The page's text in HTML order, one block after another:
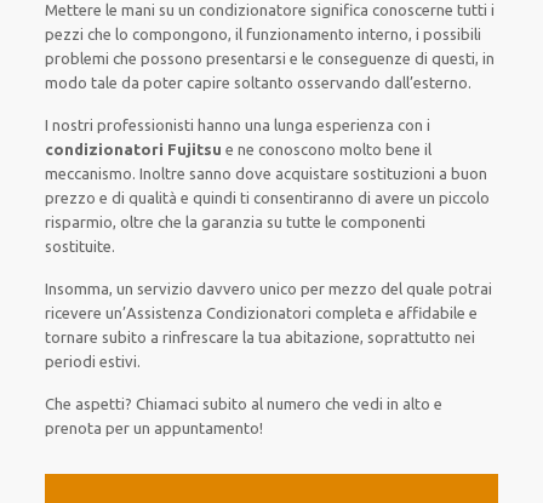
Mettere le mani su un condizionatore significa conoscerne tutti i
pezzi che lo compongono, il funzionamento interno, i possibili
problemi che possono presentarsi e le conseguenze di questi, in
modo tale da poter capire soltanto osservando dall’esterno.
I nostri professionisti hanno una lunga esperienza con i
condizionatori Fujitsu e ne conoscono molto bene il
meccanismo. Inoltre sanno dove acquistare sostituzioni a buon
prezzo e di qualità e quindi ti consentiranno di avere un piccolo
risparmio, oltre che la garanzia su tutte le componenti
sostituite.
Insomma, un servizio davvero unico per mezzo del quale potrai
ricevere un’Assistenza Condizionatori completa e affidabile e
tornare subito a rinfrescare la tua abitazione, soprattutto nei
periodi estivi.
Che aspetti? Chiamaci subito al numero che vedi in alto e
prenota per un appuntamento!